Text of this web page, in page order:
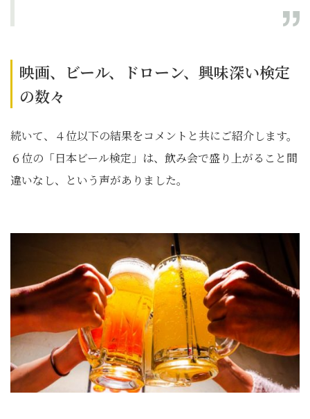
映画、ビール、ドローン、興味深い検定
の数々
続いて、４位以下の結果をコメントと共にご紹介します。
６位の「日本ビール検定」は、飲み会で盛り上がること間
違いなし、という声がありました。